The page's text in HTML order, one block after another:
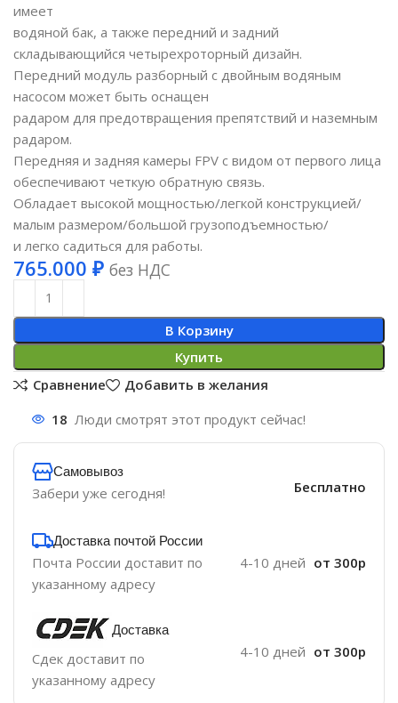
имеет
водяной бак, а также передний и задний
складывающийся четырехроторный дизайн.
Передний модуль разборный с двойным водяным
насосом может быть оснащен
радаром для предотвращения препятствий и наземным
радаром.
Передняя и задняя камеры FPV с видом от первого лица
обеспечивают четкую обратную связь.
Обладает высокой мощностью/легкой конструкцией/
малым размером/большой грузоподъемностью/
и легко садиться для работы.
765.000₽ без НДС
В Корзину
Купить
Сравнение
Добавить в желания
18 Люди смотрят этот продукт сейчас!
Самовывоз
Забери уже сегодня! Бесплатно
Доставка почтой России
Почта России доставит по
указанному адресу
4-10 дней от 300р
Доставка
Сдек доставит по
указанному адресу
4-10 дней от 300р